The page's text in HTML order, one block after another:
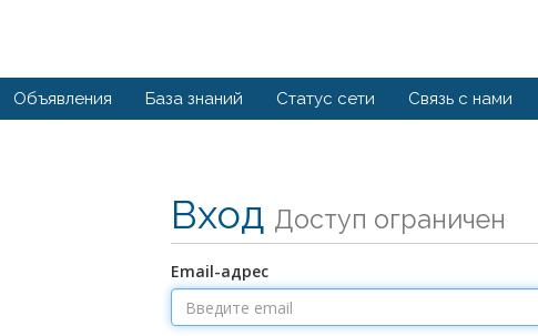
Объявления База знаний Статус сети Связь с нами
Вход Доступ ограничен
Email-адрес